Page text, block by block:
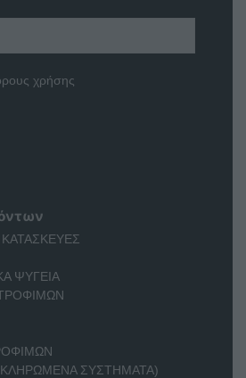
χρήσης
ΨΥΓΕΙΑ
ΣΥΣΤΗΜΑΤΑ)